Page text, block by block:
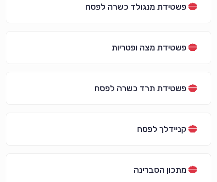
פשטידת מנגולד כשרה לפסח
פשטידת מצה ופטריות
פשטידת תרד כשרה לפסח
קניידלך לפסח
מתכון הסברינה